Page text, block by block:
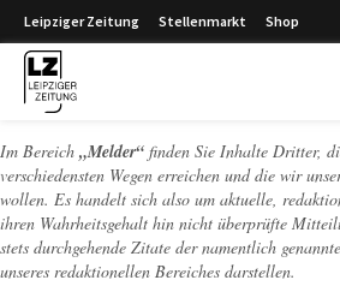
Leipziger Zeitung Stellenmarkt Shop
Im Bereich „Melder“ finden Sie Inhalte Dritter,
verschiedensten Wegen erreichen und die wir
wollen. Es handelt sich also um aktuelle,
ihren Wahrheitsgehalt hin nicht überprüfte
stets durchgehende Zitate der namentlich
unseres redaktionellen Bereiches darstellen.